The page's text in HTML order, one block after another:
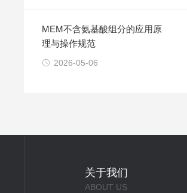
MEM不含氨基酸组分的应用原
理与操作规范
2026-05-06
关于我们
ABOUT US